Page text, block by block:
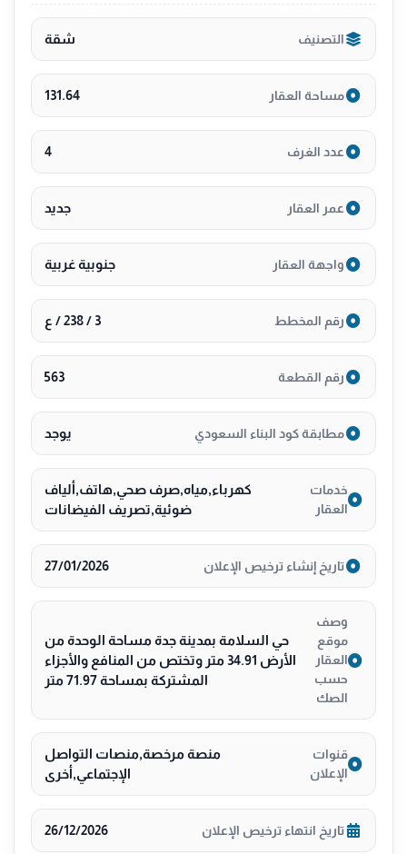
💵السعر 670 الف كاش و بنك
🕌 بالقرب من مسجد
🏫 بالقرب من مدرسة
🛣️ بالقرب من طريق المدينة المنورة
🛣️ بالقرب من شارع الامير سلطان
🌟 سمارت هوم
💫 ضمانات تصل الى 25 سنة
•
*لمزيد من التفاصيل تواصل معنا 0530089755
التصنيف شقة
مساحة العقار 131.64
عدد الغرف 4
عمر العقار جديد
واجهة العقار جنوبية غربية
رقم المخطط 3 / 238 / ع
رقم القطعة 563
مطابقة كود البناء السعودي يوجد
خدمات
العقار
كهرباء,مياه,صرف صحي,هاتف,ألياف
ضوئية,تصريف الفيضانات
تاريخ إنشاء ترخيص الإعلان 27/01/2026
وصف
موقع
العقار
حسب
الصك
حي السلامة بمدينة جدة مساحة الوحدة من
الأرض 34.91 متر وتختص من المنافع والأجزاء
المشتركة بمساحة 71.97 متر
قنوات
الإعلان
منصة مرخصة,منصات التواصل
الإجتماعي,أخرى
تاريخ انتهاء ترخيص الإعلان 26/12/2026